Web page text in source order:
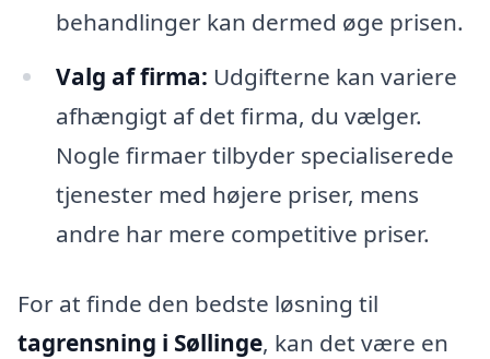
behandlinger kan dermed øge prisen.
Valg af firma: Udgifterne kan variere
afhængigt af det firma, du vælger.
Nogle firmaer tilbyder specialiserede
tjenester med højere priser, mens
andre har mere competitive priser.
For at finde den bedste løsning til
tagrensning i Søllinge, kan det være en